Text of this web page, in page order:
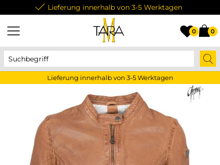
Lieferung innerhalb von 3-5 Werktagen
0 0
Lieferung innerhalb von 3-5 Werktagen